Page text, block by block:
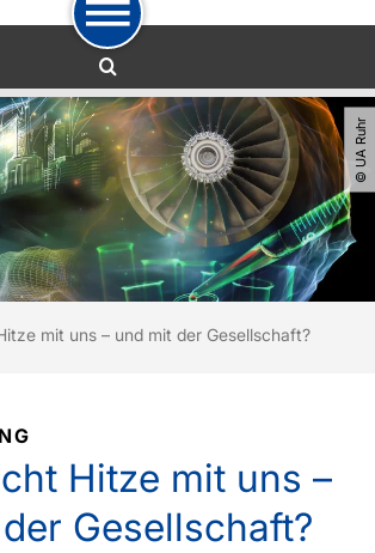
weiteren Services
© UA Ruhr
mit uns – und mit der Gesellschaft?
Hitze mit uns –
Gesellschaft?